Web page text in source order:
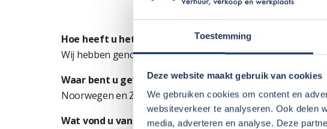
Toestemming
Deze website maakt gebruik van cookies
We gebruiken cookies om content en
websiteverkeer te analyseren. Ook delen
media, adverteren en analyse. Deze
Hoe heeft u het reizen in een camper ervaren?
Wij hebben genoten van een camper die precies aan onze
Waar bent u geweest?
Noorwegen en Zweden
Wat vond u van de camper die u gehuurd hebt?